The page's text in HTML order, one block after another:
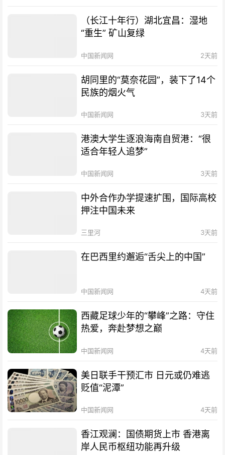
（长江十年行）湖北宜昌：湿地
“重生” 矿山复绿
中国新闻网 2天前
胡同里的“莫奈花园”，装下了14个
民族的烟火气
中国新闻网 3天前
港澳大学生逐浪海南自贸港：“很
适合年轻人追梦”
中国新闻网 3天前
中外合作办学提速扩围，国际高校
押注中国未来
三里河 3天前
在巴西里约邂逅“舌尖上的中国”
中国新闻网 4天前
西藏足球少年的“攀峰”之路：守住
热爱，奔赴梦想之巅
中国新闻网 4天前
美日联手干预汇市 日元或仍难逃
贬值“泥潭”
中国新闻网 4天前
香江观澜：国债期货上市 香港离
岸人民币枢纽功能再升级